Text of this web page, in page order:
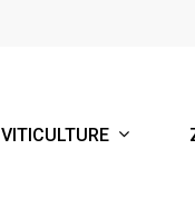
VITICULTURE